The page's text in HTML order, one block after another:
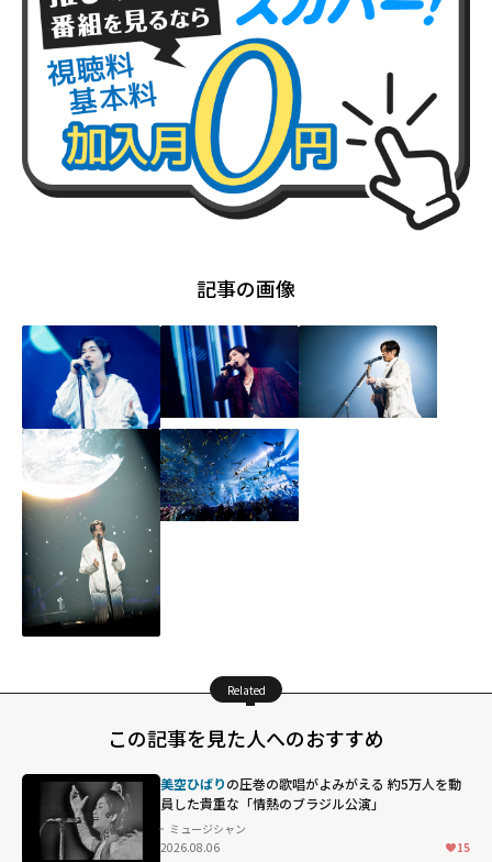
記事の画像
Related
この記事を見た人へのおすすめ
美空ひばりの圧巻の歌唱がよみがえる 約5万人を動
員した貴重な「情熱のブラジル公演」
ミュージシャン
2026.08.06
15